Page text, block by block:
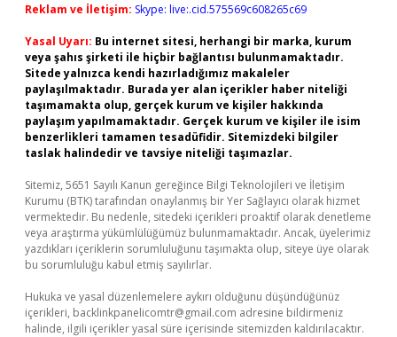
Reklam ve İletişim: Skype: live:.cid.575569c608265c69
Yasal Uyarı: Bu internet sitesi, herhangi bir marka, kurum
veya şahıs şirketi ile hiçbir bağlantısı bulunmamaktadır.
Sitede yalnızca kendi hazırladığımız makaleler
paylaşılmaktadır. Burada yer alan içerikler haber niteliği
taşımamakta olup, gerçek kurum ve kişiler hakkında
paylaşım yapılmamaktadır. Gerçek kurum ve kişiler ile isim
benzerlikleri tamamen tesadüfidir. Sitemizdeki bilgiler
taslak halindedir ve tavsiye niteliği taşımazlar.
Sitemiz, 5651 Sayılı Kanun gereğince Bilgi Teknolojileri ve İletişim
Kurumu (BTK) tarafından onaylanmış bir Yer Sağlayıcı olarak hizmet
vermektedir. Bu nedenle, sitedeki içerikleri proaktif olarak denetleme
veya araştırma yükümlülüğümüz bulunmamaktadır. Ancak, üyelerimiz
yazdıkları içeriklerin sorumluluğunu taşımakta olup, siteye üye olarak
bu sorumluluğu kabul etmiş sayılırlar.
Hukuka ve yasal düzenlemelere aykırı olduğunu düşündüğünüz
içerikleri, backlinkpanelicomtr@gmail.com adresine bildirmeniz
halinde, ilgili içerikler yasal süre içerisinde sitemizden kaldırılacaktır.